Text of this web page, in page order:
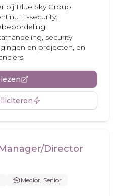
bij Blue Sky Group
IT-security:
security
en projecten, en
Director
Medior, Senior